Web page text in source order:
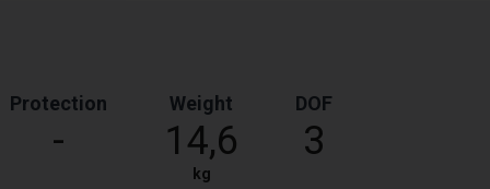
Protection
-
Weight
14,6
kg
DOF
3